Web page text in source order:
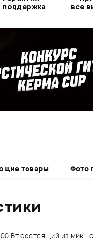
поддержка
все
товары Фото
Вт состоящий из